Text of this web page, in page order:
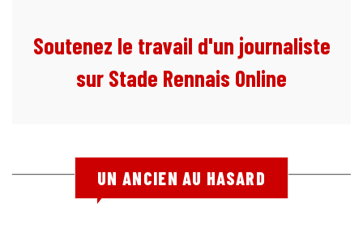
Soutenez le travail d'un journaliste
sur Stade Rennais Online
UN ANCIEN AU HASARD